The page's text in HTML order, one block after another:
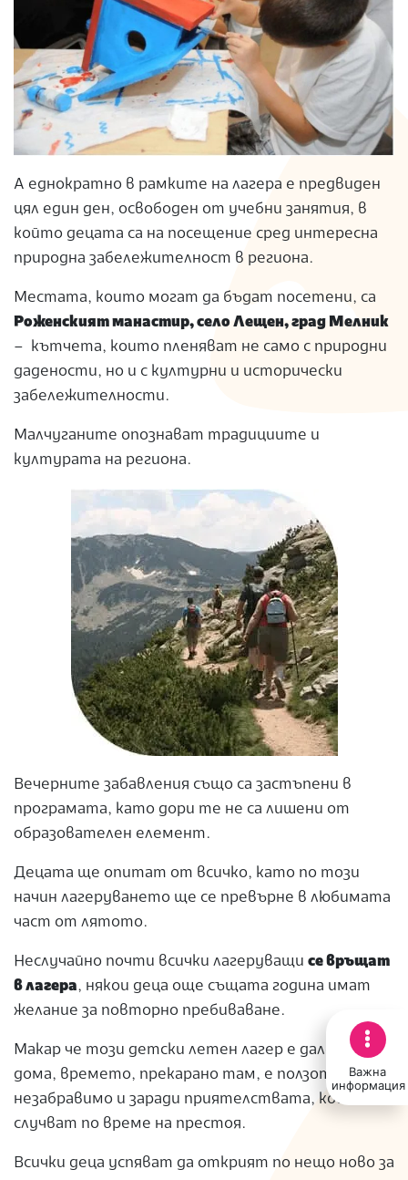
Важна
информация
А еднократно в рамките на лагера е предвиден
цял един ден, освободен от учебни занятия, в
който децата са на посещение сред интересна
природна забележителност в региона.
Местата, които могат да бъдат посетени, са
Роженският манастир, село Лещен, град Мелник
– кътчета, които пленяват не само с природни
дадености, но и с културни и исторически
забележителности.
Малчуганите опознават традициите и
културата на региона.
Вечерните забавления също са застъпени в
програмата, като дори те не са лишени от
образователен елемент.
Децата ще опитат от всичко, като по този
начин лагеруването ще се превърне в любимата
част от лятото.
Неслучайно почти всички лагеруващи се връщат
в лагера, някои деца още същата година имат
желание за повторно пребиваване.
Макар че този детски летен лагер е далеч от
дома, времето, прекарано там, е ползотворно и
незабравимо и заради приятелствата, които се
случват по време на престоя.
Всички деца успяват да открият по нещо ново за